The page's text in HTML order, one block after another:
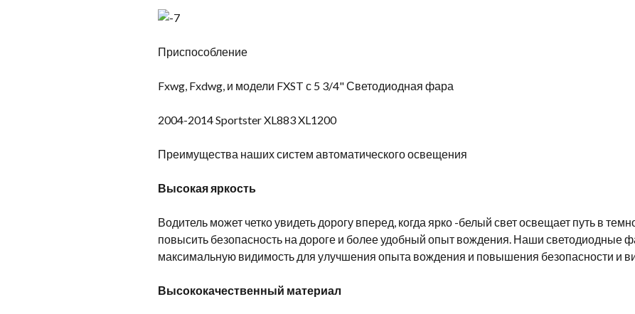
Приспособление
Fxwg, Fxdwg, и модели FXST с 5 3/4" Светодиодная фара
2004-2014 Sportster XL883 XL1200
Преимущества наших систем автоматического освещения
Высокая яркость
Водитель может четко увидеть дорогу вперед, когда ярко -белый свет освещает путь в
повысить безопасность на дороге и более удобный опыт вождения. Наши светодиодные
максимальную видимость для улучшения опыта вождения и повышения безопасности и
Высококачественный материал